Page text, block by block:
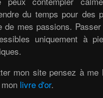
du temps pour des
de mes passions.
uniquement à
mon site pensez à me
livre d'or.